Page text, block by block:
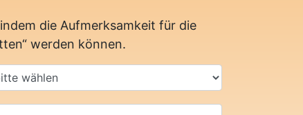
die Aufmerksamkeit für die
werden können.